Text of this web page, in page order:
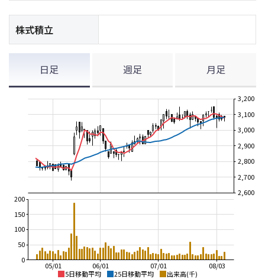
株式積立
日足 週足 月足
5日移動平均 25日移動平均 出来高(千)
08/03
07/01
06/01
05/01
2,600
2,700
2,800
2,900
3,000
3,100
3,200
0
50
100
150
200